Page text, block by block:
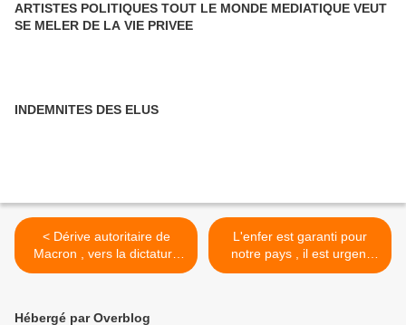
ARTISTES POLITIQUES TOUT LE MONDE MEDIATIQUE VEUT
SE MELER DE LA VIE PRIVEE
INDEMNITES DES ELUS
< Dérive autoritaire de
Macron , vers la dictature
totale
L'enfer est garanti pour
notre pays , il est urgent
d'enlever le mot liberté
Hébergé par Overblog